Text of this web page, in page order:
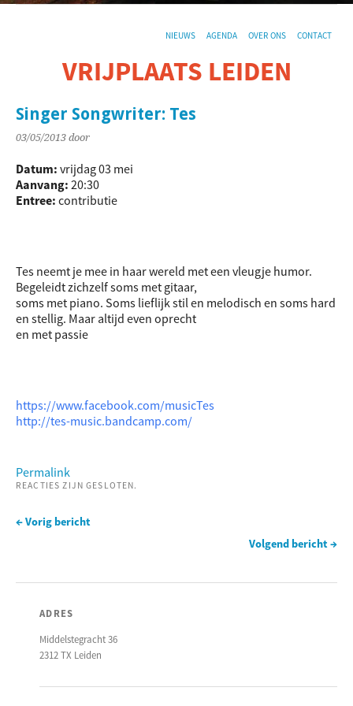
NIEUWS AGENDA OVER ONS CONTACT
VRIJPLAATS LEIDEN
Singer Songwriter: Tes
03/05/2013 door
Datum: vrijdag 03 mei
Aanvang: 20:30
Entree: contributie
Tes neemt je mee in haar wereld met een vleugje humor.
Begeleidt zichzelf soms met gitaar,
soms met piano. Soms lieflijk stil en melodisch en soms hard
en stellig. Maar altijd even oprecht
en met passie
https://www.facebook.com/musicTes
http://tes-music.bandcamp.com/
Permalink
REACTIES ZIJN GESLOTEN.
← Vorig bericht
Volgend bericht →
ADRES
Middelstegracht 36
2312 TX Leiden